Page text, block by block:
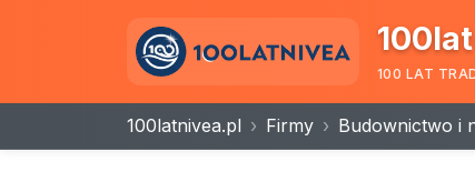
100 LAT
100latnivea.pl Firmy Budownictwo i